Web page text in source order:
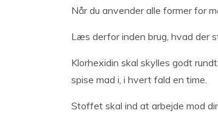
Når du anvender alle former for
Læs derfor inden brug, hvad der
Klorhexidin skal skylles godt
spise mad i, i hvert fald en time.
Stoffet skal ind at arbejde mod